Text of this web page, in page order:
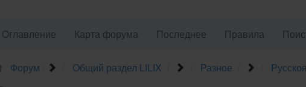
Оглавление Карта форума Последнее Правила
Форум Общий раздел LILIX Разное